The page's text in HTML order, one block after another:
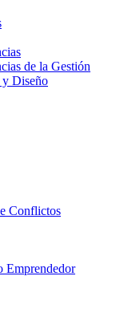
de la Gestión
y Diseño
Conflictos
Emprendedor